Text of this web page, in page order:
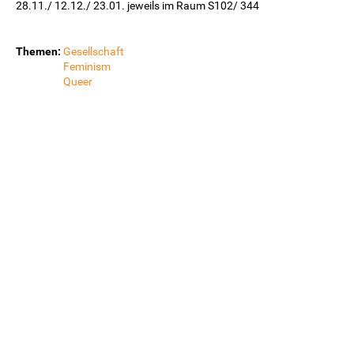
28.11./ 12.12./ 23.01. jeweils im Raum S102/ 344
Themen: Gesellschaft
Feminism
Queer